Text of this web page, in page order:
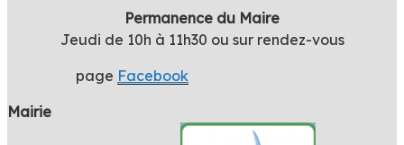
Permanence du Maire
Jeudi de 10h à 11h30 ou sur rendez-vous
page Facebook
Mairie